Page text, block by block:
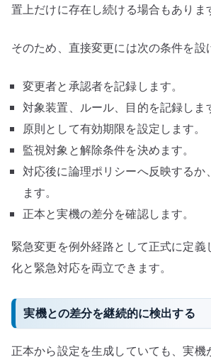
置上だけに存在し続ける場合もありま
そのため、直接変更には次の条件を設
変更者と承認者を記録します。
対象装置、ルール、目的を記録しま
原則として有効期限を設定します。
監視対象と解除条件を決めます。
対応後に論理ポリシーへ反映するか
ます。
正本と実機の差分を確認します。
緊急変更を例外経路として正式に定義
化と緊急対応を両立できます。
実機との差分を継続的に検出する
正本から設定を生成していても、実機